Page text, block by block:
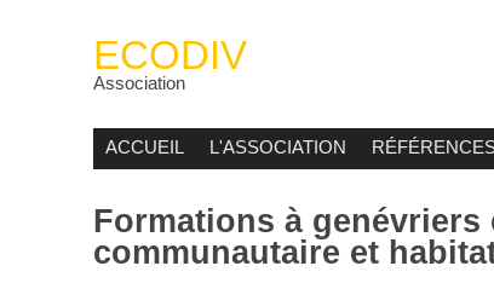
ECODIV
Association
ACCUEIL L'ASSOCIATION
Formations à genévriers
communautaire et